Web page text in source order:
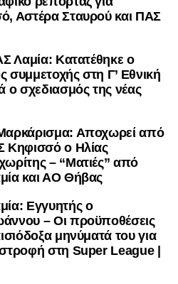
Βασίλας, Σκόνδρας Α.,
στοGoogle Newsγια να
νέα στην Ελλάδα και τον
το lamiara.gr στο
στο
τα νέα.
Αστέρα Σταυρού και ΠΑΣ
Λαμία: Κατατέθηκε ο
συμμετοχής στη Γ’ Εθνική
ο σχεδιασμός της νέας
Αποχωρεί από
Κηφισσό ο Ηλίας
– “Ματιές” από
και ΑΟ Θήβας
Εγγυητής ο
– Οι προϋποθέσεις
μηνύματά του για
στη Super League |